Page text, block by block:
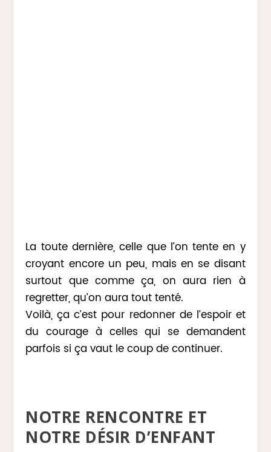
La toute dernière, celle que l’on tente en y
croyant encore un peu, mais en se disant
surtout que comme ça, on aura rien à
regretter, qu’on aura tout tenté.
Voilà, ça c’est pour redonner de l’espoir et
du courage à celles qui se demandent
parfois si ça vaut le coup de continuer.
NOTRE RENCONTRE ET
NOTRE DÉSIR D’ENFANT